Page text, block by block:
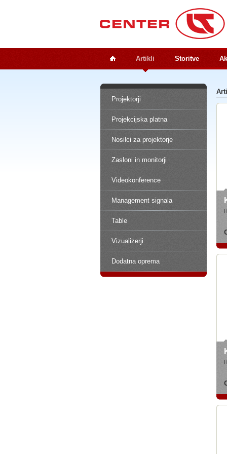
Artikli Storitve
Projektorji
Projekcijska platna
Nosilci za projektorje
Zasloni in monitorji
Videokonference
Management signala
Table
Vizualizerji
Dodatna oprema